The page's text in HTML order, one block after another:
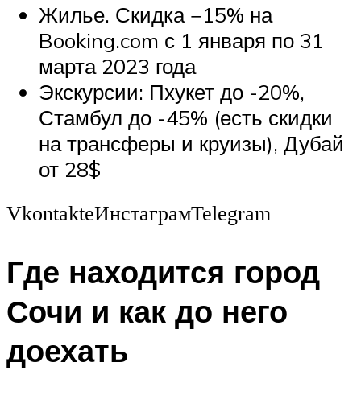
Жилье. Скидка −15% на
Booking.com с 1 января по 31
марта 2023 года
Экскурсии: Пхукет до -20%,
Стамбул до -45% (есть скидки
на трансферы и круизы), Дубай
от 28$
VkontakteИнстаграмTelegram
Где находится город
Сочи и как до него
доехать